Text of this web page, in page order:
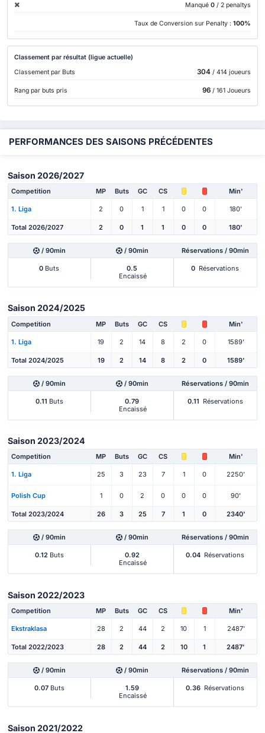
Manqué 0 / 2 penaltys
Taux de Conversion sur Penalty : 100%
Classement par résultat (ligue actuelle)
Classement par Buts
304/ 414 joueurs
Rang par buts pris 96/ 161 Joueurs
PERFORMANCES DES SAISONS PRÉCÉDENTES
Saison 2026/2027
Competition MP Buts GC CS Min'
1. Liga 2 0 1 1 0 0 180'
Total 2026/2027 2 0 1 1 0 0 180'
/ 90min / 90min Réservations / 90min
0 Buts
0.5
Encaissé
0 Réservations
Saison 2024/2025
Competition MP Buts GC CS Min'
1. Liga 19 2 14 8 2 0 1589'
Total 2024/2025 19 2 14 8 2 0 1589'
/ 90min / 90min Réservations / 90min
0.11 Buts
0.79
Encaissé
0.11 Réservations
Saison 2023/2024
Competition MP Buts GC CS Min'
1. Liga 25 3 23 7 1 0 2250'
Polish Cup 1 0 2 0 0 0 90'
Total 2023/2024 26 3 25 7 1 0 2340'
/ 90min / 90min Réservations / 90min
0.12Buts
0.92
Encaissé
0.04 Réservations
Saison 2022/2023
Competition MP Buts GC CS Min'
Ekstraklasa 28 2 44 2 10 1 2487'
Total 2022/2023 28 2 44 2 10 1 2487'
/ 90min / 90min Réservations / 90min
0.07Buts
1.59
Encaissé
0.36 Réservations
Saison 2021/2022